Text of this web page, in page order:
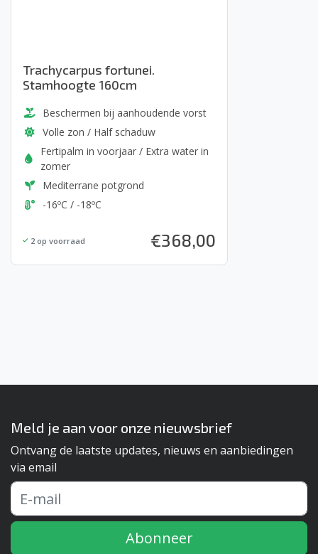
Trachycarpus fortunei.
Stamhoogte 160cm
Beschermen bij aanhoudende vorst
Volle zon / Half schaduw
Fertipalm in voorjaar / Extra water in
zomer
Mediterrane potgrond
-16ºC / -18ºC
2 op voorraad €368,00
Meld je aan voor onze nieuwsbrief
Ontvang de laatste updates, nieuws en aanbiedingen
via email
Abonneer